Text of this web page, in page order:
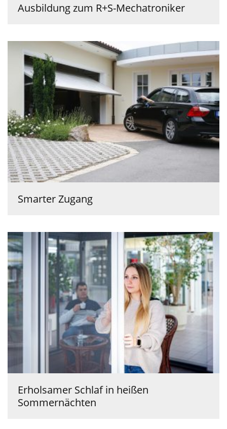
Ausbildung zum R+S-Mechatroniker
Smarter Zugang
Erholsamer Schlaf in heißen
Sommernächten